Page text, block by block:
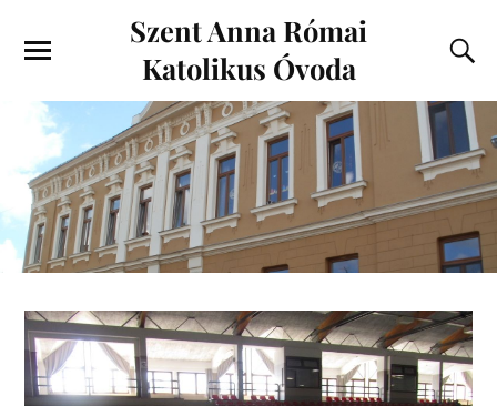
Szent Anna Római
Katolikus Óvoda